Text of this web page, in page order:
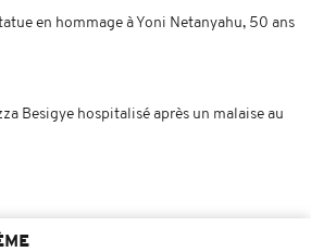
en hommage à Yoni Netanyahu, 50 ans
Besigye hospitalisé après un malaise au